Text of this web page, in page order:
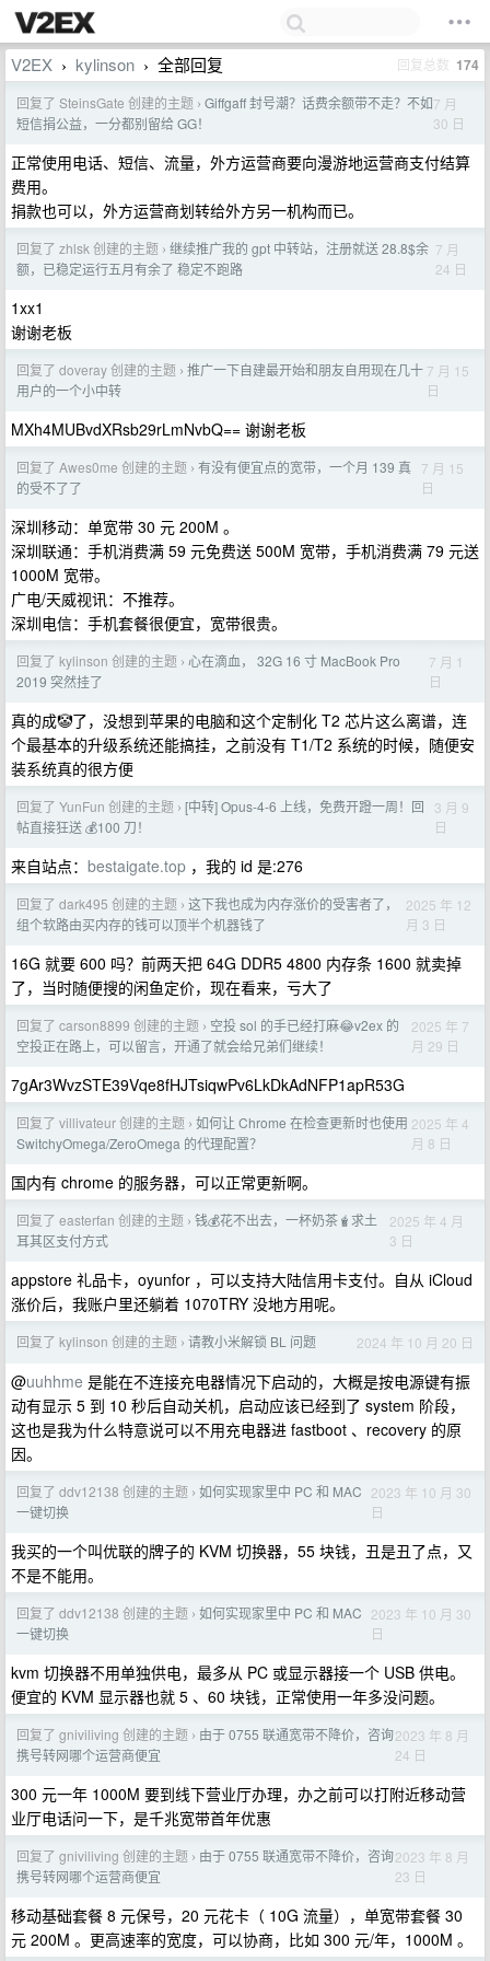
V2EX › kylinson › 全部回复 回复总数 174
回复了 SteinsGate 创建的主题 › Giffgaff 封号潮？话费余额带不走？不如
短信捐公益，一分都别留给 GG！
7 月
30 日
正常使用电话、短信、流量，外方运营商要向漫游地运营商支付结算
费用。
捐款也可以，外方运营商划转给外方另一机构而已。
回复了 zhlsk 创建的主题 › 继续推广我的 gpt 中转站，注册就送 28.8$余
额，已稳定运行五月有余了 稳定不跑路
7 月
24 日
1xx1
谢谢老板
回复了 doveray 创建的主题 › 推广一下自建最开始和朋友自用现在几十
用户的一个小中转
7 月 15
日
MXh4MUBvdXRsb29rLmNvbQ== 谢谢老板
回复了 Awes0me 创建的主题 › 有没有便宜点的宽带，一个月 139 真
的受不了了
7 月 15
日
深圳移动：单宽带 30 元 200M 。
深圳联通：手机消费满 59 元免费送 500M 宽带，手机消费满 79 元送
1000M 宽带。
广电/天威视讯：不推荐。
深圳电信：手机套餐很便宜，宽带很贵。
回复了 kylinson 创建的主题 › 心在滴血， 32G 16 寸 MacBook Pro
2019 突然挂了
7 月 1
日
真的成🤡了，没想到苹果的电脑和这个定制化 T2 芯片这么离谱，连
个最基本的升级系统还能搞挂，之前没有 T1/T2 系统的时候，随便安
装系统真的很方便
回复了 YunFun 创建的主题 › [中转] Opus-4-6 上线，免费开蹬一周！回
帖直接狂送 💰100 刀！
3 月 9
日
来自站点： bestaigate.top ，我的 id 是:276
回复了 dark495 创建的主题 › 这下我也成为内存涨价的受害者了，
组个软路由买内存的钱可以顶半个机器钱了
2025 年 12
月 3 日
16G 就要 600 吗？前两天把 64G DDR5 4800 内存条 1600 就卖掉
了，当时随便搜的闲鱼定价，现在看来，亏大了
回复了 carson8899 创建的主题 › 空投 sol 的手已经打麻😂v2ex 的
空投正在路上，可以留言，开通了就会给兄弟们继续！
2025 年 7
月 29 日
7gAr3WvzSTE39Vqe8fHJTsiqwPv6LkDkAdNFP1apR53G
回复了 villivateur 创建的主题 › 如何让 Chrome 在检查更新时也使用
SwitchyOmega/ZeroOmega 的代理配置？
2025 年 4
月 8 日
国内有 chrome 的服务器，可以正常更新啊。
回复了 easterfan 创建的主题 › 钱💰花不出去，一杯奶茶🧋求土
耳其区支付方式
2025 年 4 月
3 日
appstore 礼品卡，oyunfor ，可以支持大陆信用卡支付。自从 iCloud
涨价后，我账户里还躺着 1070TRY 没地方用呢。
回复了 kylinson 创建的主题 › 请教小米解锁 BL 问题 2024 年 10 月 20 日
@uuhhme 是能在不连接充电器情况下启动的，大概是按电源键有振
动有显示 5 到 10 秒后自动关机，启动应该已经到了 system 阶段，
这也是我为什么特意说可以不用充电器进 fastboot 、recovery 的原
因。
回复了 ddv12138 创建的主题 › 如何实现家里中 PC 和 MAC
一键切换
2023 年 10 月 30
日
我买的一个叫优联的牌子的 KVM 切换器，55 块钱，丑是丑了点，又
不是不能用。
回复了 ddv12138 创建的主题 › 如何实现家里中 PC 和 MAC
一键切换
2023 年 10 月 30
日
kvm 切换器不用单独供电，最多从 PC 或显示器接一个 USB 供电。
便宜的 KVM 显示器也就 5 、60 块钱，正常使用一年多没问题。
回复了 gniviliving 创建的主题 › 由于 0755 联通宽带不降价，咨询
携号转网哪个运营商便宜
2023 年 8 月
24 日
300 元一年 1000M 要到线下营业厅办理，办之前可以打附近移动营
业厅电话问一下，是千兆宽带首年优惠
回复了 gniviliving 创建的主题 › 由于 0755 联通宽带不降价，咨询
携号转网哪个运营商便宜
2023 年 8 月
23 日
移动基础套餐 8 元保号，20 元花卡（ 10G 流量），单宽带套餐 30
元 200M 。更高速率的宽度，可以协商，比如 300 元/年，1000M 。